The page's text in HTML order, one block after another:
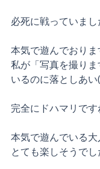
必死に戦っていまし
本気で遊んでおり
私が「写真を撮り
いるのに落としあい
完全にドハマリです
本気で遊んでいる
とても楽しそうで